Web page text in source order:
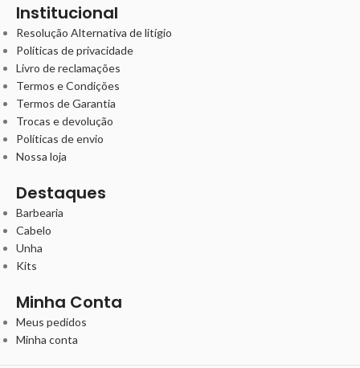
Institucional
Resolução Alternativa de litígio
Políticas de privacidade
Livro de reclamações
Termos e Condições
Termos de Garantia
Trocas e devolução
Políticas de envio
Nossa loja
Destaques
Barbearia
Cabelo
Unha
Kits
Minha Conta
Meus pedidos
Minha conta